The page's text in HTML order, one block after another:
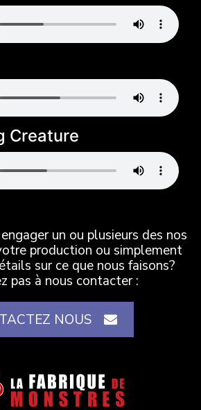
Creature
un ou plusieurs des nos
production ou simplement
sur ce que nous faisons?
pas à nous contacter :
NOUS